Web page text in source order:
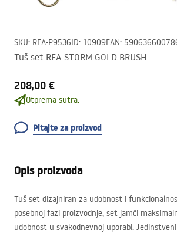
SKU: REA-P9536ID: 10909EAN:
Tuš set REA STORM GOLD BRUSH
208,00 €
Otprema sutra.
Pitajte za proizvod
Opis proizvoda
Tuš set dizajniran za udobnost i
posebnoj fazi proizvodnje, set jamči
udobnost u svakodnevnoj uporabi.